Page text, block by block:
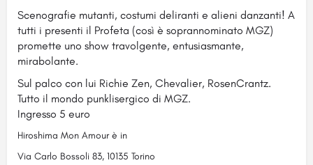
Scenografie mutanti, costumi deliranti e alieni danzanti! A
tutti i presenti il Profeta (così è soprannominato MGZ)
promette uno show travolgente, entusiasmante,
mirabolante.
Sul palco con lui Richie Zen, Chevalier, RosenCrantz.
Tutto il mondo punklisergico di MGZ.
Ingresso 5 euro
Hiroshima Mon Amour è in
Via Carlo Bossoli 83, 10135 Torino